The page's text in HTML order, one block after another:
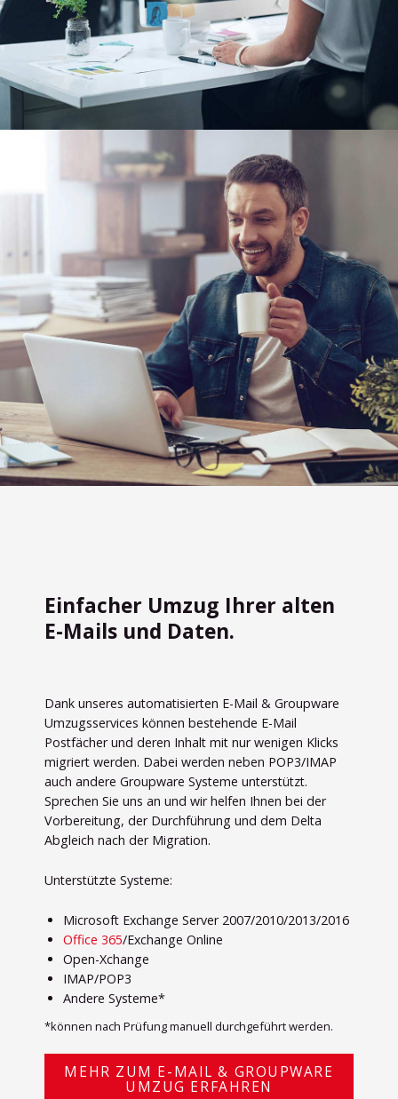
Einfacher Umzug Ihrer alten
E-Mails und Daten.
Dank unseres automatisierten E-Mail & Groupware
Umzugsservices können bestehende E-Mail
Postfächer und deren Inhalt mit nur wenigen Klicks
migriert werden. Dabei werden neben POP3/IMAP
auch andere Groupware Systeme unterstützt.
Sprechen Sie uns an und wir helfen Ihnen bei der
Vorbereitung, der Durchführung und dem Delta
Abgleich nach der Migration.
Unterstützte Systeme:
Microsoft Exchange Server 2007/2010/2013/2016
Office 365/Exchange Online
Open-Xchange
IMAP/POP3
Andere Systeme*
*können nach Prüfung manuell durchgeführt werden.
MEHR ZUM E-MAIL & GROUPWARE
UMZUG ERFAHREN